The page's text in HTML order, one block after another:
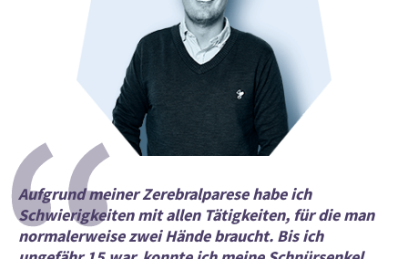
Aufgrund meiner Zerebralparese habe ich
Schwierigkeiten mit allen Tätigkeiten, für die man
normalerweise zwei Hände braucht. Bis ich